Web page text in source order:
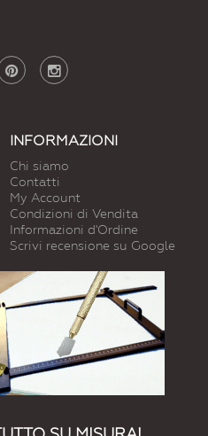
INFORMAZIONI
Chi siamo
Contatti
My Account
Condizioni di Vendita
Informazioni d'Ordine
Scrivi recensione su Google